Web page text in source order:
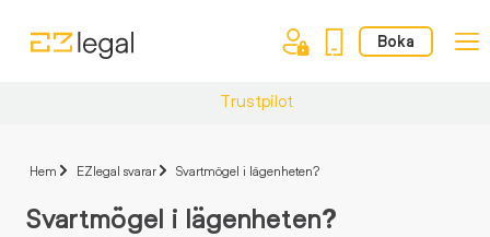
Boka
Trustpilot
Hem EZlegal svarar Svartmögel i lägenheten?
Svartmögel i lägenheten?